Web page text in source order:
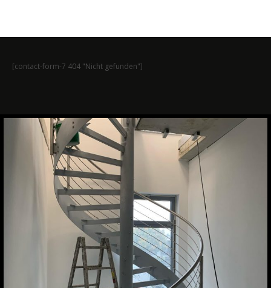
[contact-form-7 404 "Nicht gefunden"]